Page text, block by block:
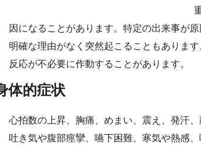
因になることがあります。特定の出来事が
明確な理由がなく突然起こることもありま
反応が不必要に作動することがあります。
体的症状
心拍数の上昇、胸痛、めまい、震え、発汗
吐き気や腹部痙攣、嚥下困難、寒気や熱感